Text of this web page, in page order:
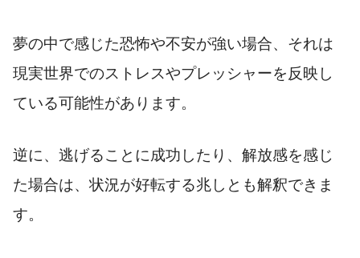
夢の中で感じた恐怖や不安が強い場合、それは
現実世界でのストレスやプレッシャーを反映し
ている可能性があります。
逆に、逃げることに成功したり、解放感を感じ
た場合は、状況が好転する兆しとも解釈できま
す。